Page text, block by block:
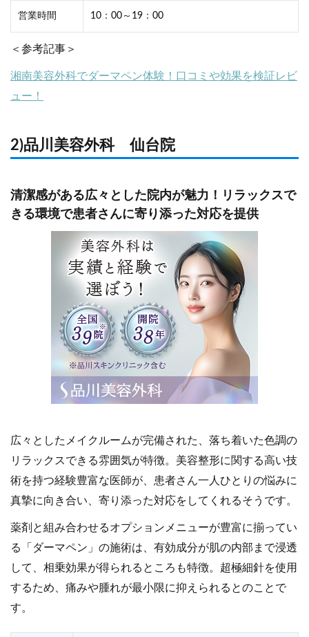
営業時間 10：00～19：00
＜参考記事＞
湘南美容外科でダーマペン体験！口コミや効果を検証レビ
ュー！
2)品川美容外科 仙台院
清潔感がある広々とした院内が魅力！リラックスで
きる環境で患者さんに寄り添った対応を提供
広々としたメイクルームが完備された、落ち着いた色調の
リラックスできる雰囲気が特徴。美容整形に関する高い技
術を持つ経験豊富な医師が、患者さん一人ひとりの悩みに
真摯に向き合い、寄り添った対応をしてくれるそうです。
薬剤と組み合わせるオプションメニューが豊富に揃ってい
る「ダーマペン」の施術は、有効成分が肌の内部まで浸透
して、相乗効果が得られるところも特徴。超極細針を使用
するため、痛みや腫れが最小限に抑えられるとのことで
す。